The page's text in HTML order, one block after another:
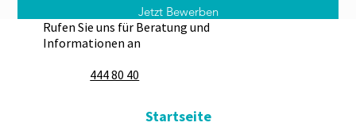
Jetzt Bewerben
Rufen Sie uns für Beratung und
Informationen an
444 80 40
Startseite